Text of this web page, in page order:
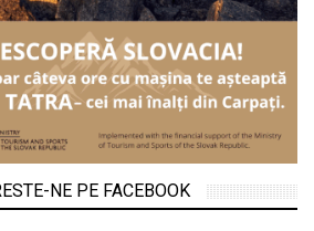
NE PE FACEBOOK